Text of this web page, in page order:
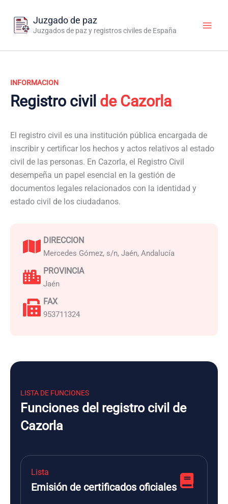
contenido
Juzgado de paz
Juzgados de paz y registros civiles de España
INFORMACION
Registro civil de Cazorla
El registro civil es una institución pública encargada de
inscribir y certificar los hechos y actos relativos al estado
civil de las personas. En Cazorla, el Registro Civil
desempeña un papel esencial en la gestión de
documentos legales relacionados con la identidad y
estado civil de los ciudadanos.
DIRECCION
Mercedes Gómez, s/n, Jaén, Andalucía
PROVINCIA
Jaén
FAX
953711324
LISTA DE FUNCIONES
Funciones del registro civil de
Cazorla
Lista
Emisión de certificados oficiales